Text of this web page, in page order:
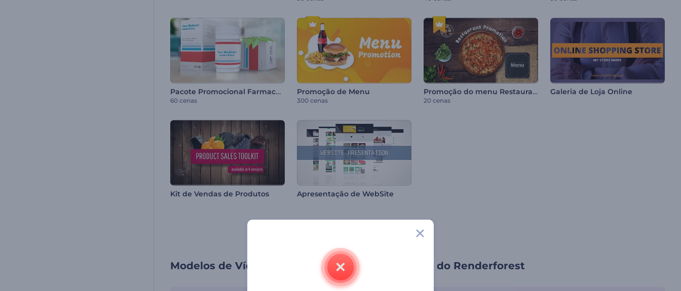
Pacote Promocional Farmacêutico
60 cenas
Promoção de Menu
300 cenas
Promoção do menu Restaurante
20 cenas
Galeria de Loja Online
Kit de Vendas de Produtos Apresentação de WebSite
Modelos de Vídeo de Demonstração de Produtos do Renderforest